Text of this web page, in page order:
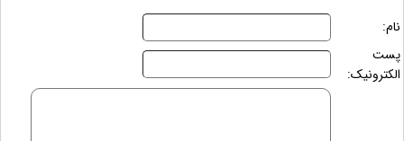
نام:
پست
الکترونیک: